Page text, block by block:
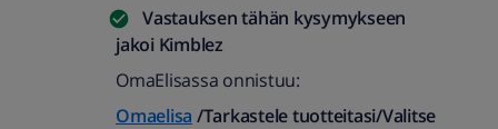
Vastauksen tähän kysymykseen
jakoi Kimblez
OmaElisassa onnistuu:
Omaelisa /Tarkastele tuotteitasi/Valitse